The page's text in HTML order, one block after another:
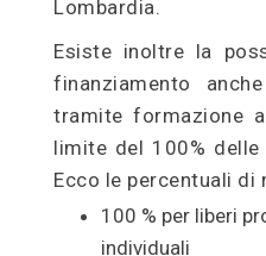
Lombardia.
Esiste inoltre la
finanziamento
tramite formazione
limite del 100%
Ecco le percentuali
100 % per liberi
individuali